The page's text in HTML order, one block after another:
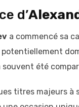
d’
a commencé sa
été
titres majeurs à